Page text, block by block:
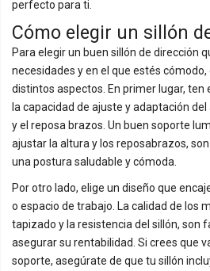
perfecto para ti.
Cómo elegir un sillón
Para elegir un buen sillón de dirección
necesidades y en el que estés
distintos aspectos. En primer lugar, ten
la capacidad de ajuste y adaptación
y el reposa brazos. Un buen soporte
ajustar la altura y los reposabrazos,
una postura saludable y cómoda.
Por otro lado, elige un diseño que
o espacio de trabajo. La calidad de los
tapizado y la resistencia del sillón, son
asegurar su rentabilidad. Si crees que
soporte, asegúrate de que tu sillón